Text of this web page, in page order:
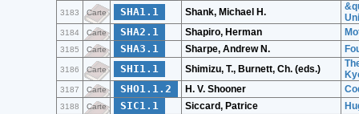
3183 Carte SHA1.1 Shank, Michael H.
3184 Carte SHA2.1 Shapiro, Herman
3185 Carte SHA3.1 Sharpe, Andrew N.
3186 Carte SHI1.1 Shimizu, T., Burnett, Ch. (eds.)
3187 Carte SHO1.1.2 H. V. Shooner
3188 Carte SIC1.1 Siccard, Patrice